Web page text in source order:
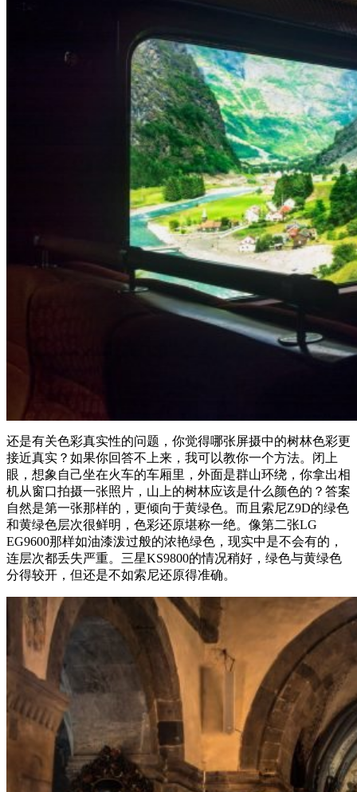
还是有关色彩真实性的问题，你觉得哪张屏摄中的树林色彩更
接近真实？如果你回答不上来，我可以教你一个方法。闭上
眼，想象自己坐在火车的车厢里，外面是群山环绕，你拿出相
机从窗口拍摄一张照片，山上的树林应该是什么颜色的？答案
自然是第一张那样的，更倾向于黄绿色。而且索尼Z9D的绿色
和黄绿色层次很鲜明，色彩还原堪称一绝。像第二张LG
EG9600那样如油漆泼过般的浓艳绿色，现实中是不会有的，
连层次都丢失严重。三星KS9800的情况稍好，绿色与黄绿色
分得较开，但还是不如索尼还原得准确。